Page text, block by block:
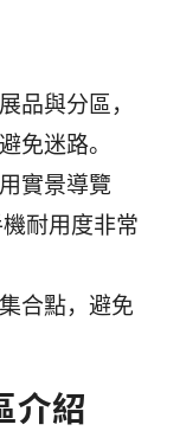
品與分區，
免迷路。
實景導覽
耐用度非常
合點，避免
介紹